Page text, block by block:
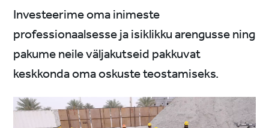
Investeerime oma inimeste
professionaalsesse ja isiklikku arengusse ning
pakume neile väljakutseid pakkuvat
keskkonda oma oskuste teostamiseks.